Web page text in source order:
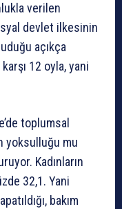
verilen
devlet ilkesinin
açıkça
12 oyla, yani
toplumsal
yoksulluğu mu
Kadınların
32,1. Yani
bakım